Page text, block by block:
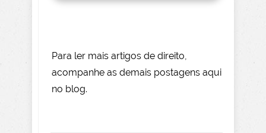
Para ler mais artigos de direito,
acompanhe as demais postagens aqui
no blog.